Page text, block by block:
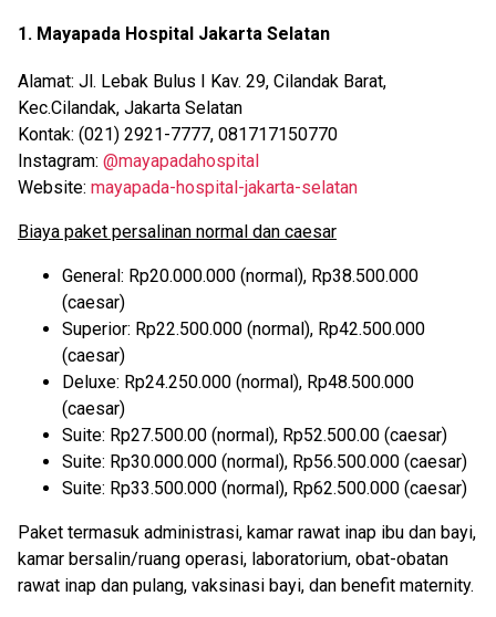
1. Mayapada Hospital Jakarta Selatan
Alamat: Jl. Lebak Bulus I Kav. 29, Cilandak Barat,
Kec.Cilandak, Jakarta Selatan
Kontak: (021) 2921-7777, 081717150770
Instagram: @mayapadahospital
Website: mayapada-hospital-jakarta-selatan
Biaya paket persalinan normal dan caesar
General: Rp20.000.000 (normal), Rp38.500.000
(caesar)
Superior: Rp22.500.000 (normal), Rp42.500.000
(caesar)
Deluxe: Rp24.250.000 (normal), Rp48.500.000
(caesar)
Suite: Rp27.500.00 (normal), Rp52.500.00 (caesar)
Suite: Rp30.000.000 (normal), Rp56.500.000 (caesar)
Suite: Rp33.500.000 (normal), Rp62.500.000 (caesar)
Paket termasuk administrasi, kamar rawat inap ibu dan bayi,
kamar bersalin/ruang operasi, laboratorium, obat-obatan
rawat inap dan pulang, vaksinasi bayi, dan benefit maternity.